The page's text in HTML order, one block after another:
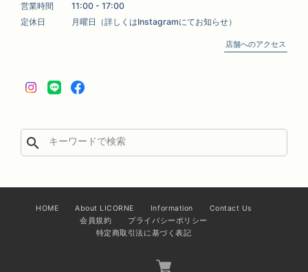
営業時間
11:00 - 17:00
定休日
月曜日（詳しくはInstagramにてお知らせ）
店舗へのアクセス
search
HOME About LICORNE Information
Contact Us
会員規約
プライバシーポリシー
特定商取引法に基づく表記